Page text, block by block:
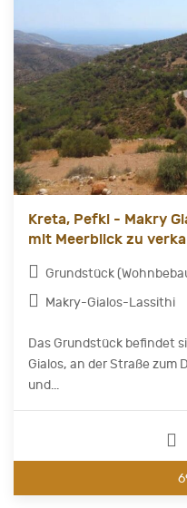
Kreta, Pefki - Makry
mit Meerblick zu
Grundstück
Makry-Gialos-Lassithi
Das Grundstück befindet
Gialos, an der Straße zum
und...